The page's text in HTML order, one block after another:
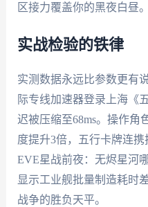
区接力覆盖你的黑夜白昼。
实战检验的铁律
实测数据永远比参数更有
际专线加速器登录上海《
迟被压缩至68ms。操作角
度提升3倍，五行卡牌连
EVE星战前夜：无烬星河
显示工业舰批量制造耗时
战争的胜负天平。